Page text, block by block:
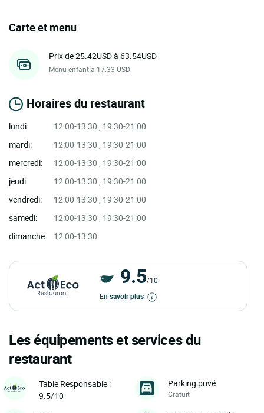
Carte et menu
Prix de 25.42USD à 63.54USD
Menu enfant à 17.33 USD
Horaires du restaurant
lundi:
12:00-13:30 , 19:30-21:00
mardi:
12:00-13:30 , 19:30-21:00
mercredi:
12:00-13:30 , 19:30-21:00
jeudi:
12:00-13:30 , 19:30-21:00
vendredi:
12:00-13:30 , 19:30-21:00
samedi:
12:00-13:30 , 19:30-21:00
dimanche:
12:00-13:30
9.5/10
En savoir plus
Les équipements et services du
restaurant
Table Responsable :
9.5/10
Parking privé
Gratuit